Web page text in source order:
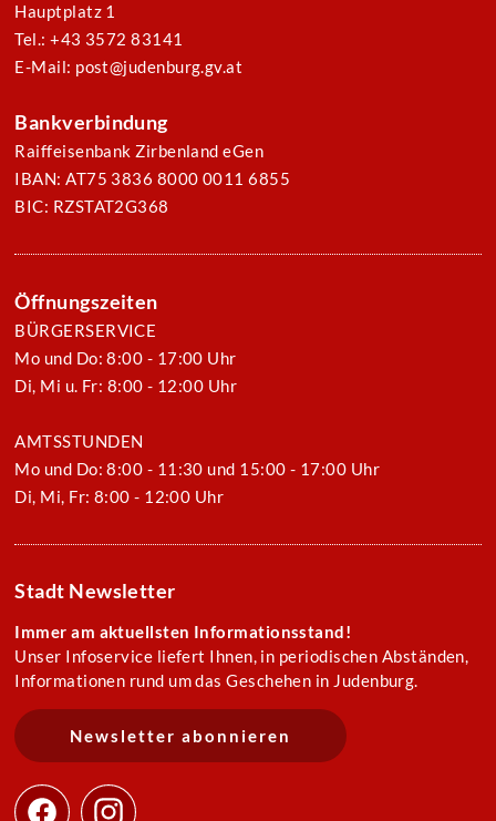
Hauptplatz 1
Tel.: +43 3572 83141
E-Mail: post@judenburg.gv.at
Bankverbindung
Raiffeisenbank Zirbenland eGen
IBAN: AT75 3836 8000 0011 6855
BIC: RZSTAT2G368
Öffnungszeiten
BÜRGERSERVICE
Mo und Do: 8:00 - 17:00 Uhr
Di, Mi u. Fr: 8:00 - 12:00 Uhr
AMTSSTUNDEN
Mo und Do: 8:00 - 11:30 und 15:00 - 17:00 Uhr
Di, Mi, Fr: 8:00 - 12:00 Uhr
Stadt Newsletter
Immer am aktuellsten Informationsstand!
Unser Infoservice liefert Ihnen, in periodischen Abständen,
Informationen rund um das Geschehen in Judenburg.
Newsletter abonnieren